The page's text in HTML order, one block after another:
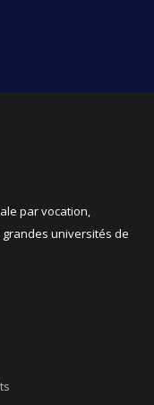
par vocation,
grandes universités de